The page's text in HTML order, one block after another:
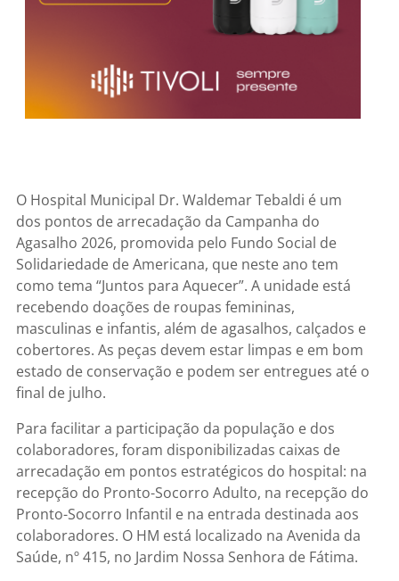
O Hospital Municipal Dr. Waldemar Tebaldi é um
dos pontos de arrecadação da Campanha do
Agasalho 2026, promovida pelo Fundo Social de
Solidariedade de Americana, que neste ano tem
como tema “Juntos para Aquecer”. A unidade está
recebendo doações de roupas femininas,
masculinas e infantis, além de agasalhos, calçados e
cobertores. As peças devem estar limpas e em bom
estado de conservação e podem ser entregues até o
final de julho.
Para facilitar a participação da população e dos
colaboradores, foram disponibilizadas caixas de
arrecadação em pontos estratégicos do hospital: na
recepção do Pronto-Socorro Adulto, na recepção do
Pronto-Socorro Infantil e na entrada destinada aos
colaboradores. O HM está localizado na Avenida da
Saúde, nº 415, no Jardim Nossa Senhora de Fátima.